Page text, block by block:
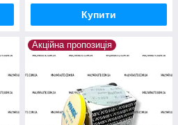
Купити
Акційна пропозиція